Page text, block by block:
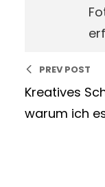
PREV POST
Kreatives
warum ich